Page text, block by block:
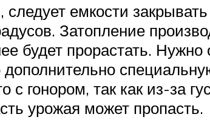
емкости
Затопление
будет прорастать.
гонором, так как из-за
урожая может пропасть.